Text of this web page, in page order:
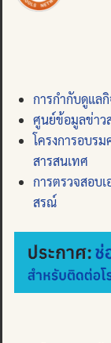
การกำกับดูแล
ศูนย์ข้อมูลข่าว
โครงการอบรม
สารสนเทศ
การตรวจสอบ
สรณ์